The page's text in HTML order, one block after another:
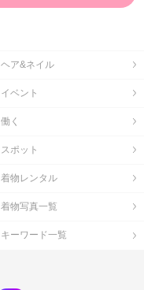
ヘア&ネイル
イベント
働く
スポット
着物レンタル
着物写真一覧
キーワード一覧